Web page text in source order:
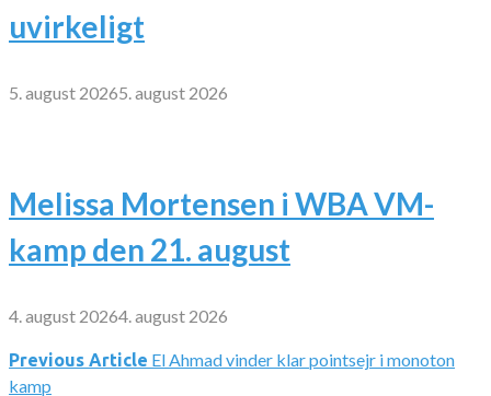
uvirkeligt
5. august 20265. august 2026
Melissa Mortensen i WBA VM-
kamp den 21. august
4. august 20264. august 2026
Indlægsnavigation
Previous Article El Ahmad vinder klar pointsejr i monoton
kamp